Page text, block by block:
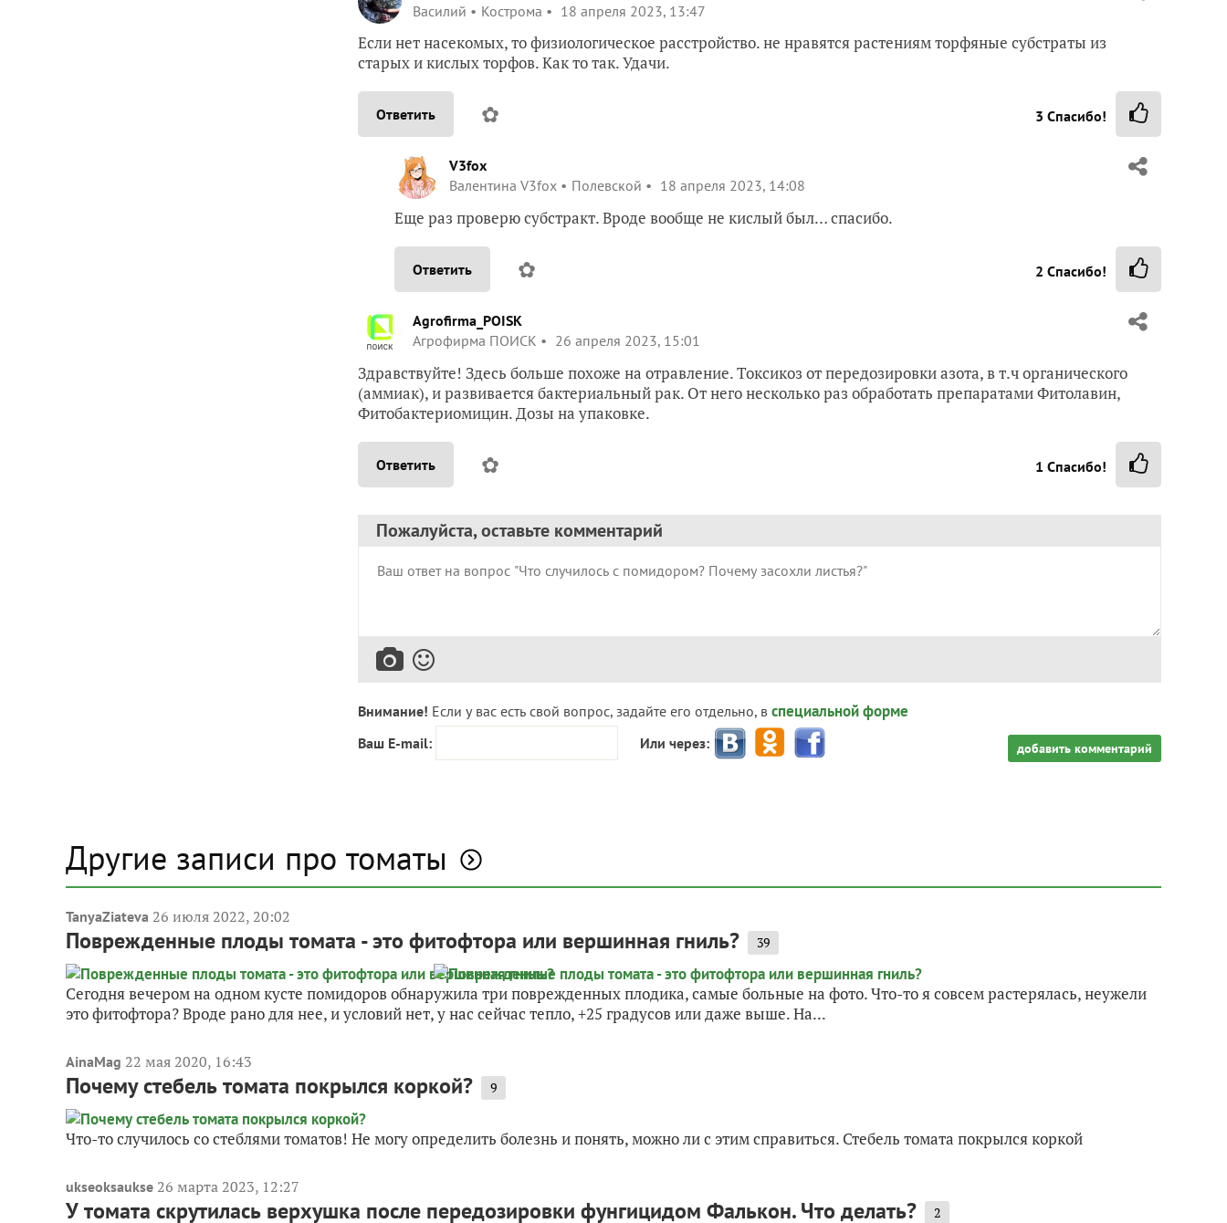
Василий Кострома 18 апреля 2023, 13:47
Если нет насекомых, то физиологическое расстройство. не нравятся растениям торфяные субстраты из
старых и кислых торфов. Как то так. Удачи.
Ответить ✿ 3 Спасибо!
V3fox
Валентина V3fox
Полевской 18 апреля 2023, 14:08
Еще раз проверю субстракт. Вроде вообще не кислый был… спасибо.
Ответить ✿ 2 Спасибо!
Agrofirma_POISK
Агрофирма ПОИСК
26 апреля 2023, 15:01
Здравствуйте! Здесь больше похоже на отравление. Токсикоз от передозировки азота, в т.ч органического
(аммиак), и развивается бактериальный рак. От него несколько раз обработать препаратами Фитолавин,
Фитобактериомицин. Дозы на упаковке.
Ответить ✿ 1 Спасибо!
Пожалуйста, оставьте комментарий
Внимание! Если у вас есть свой вопрос, задайте его отдельно, в специальной форме
Ваш E-mail: Или через: добавить комментарий
Другие записи про томаты
TanyaZiateva 26 июля 2022, 20:02
Поврежденные плоды томата - это фитофтора или вершинная гниль? 39
Сегодня вечером на одном кусте помидоров обнаружила три поврежденных плодика, самые больные на фото. Что-то я совсем растерялась, неужели
это фитофтора? Вроде рано для нее, и условий нет, у нас сейчас тепло, +25 градусов или даже выше. На...
AinaMag 22 мая 2020, 16:43
Почему стебель томата покрылся коркой? 9
Что-то случилось со стеблями томатов! Не могу определить болезнь и понять, можно ли с этим справиться. Стебель томата покрылся коркой
ukseoksaukse 26 марта 2023, 12:27
У томата скрутилась верхушка после передозировки фунгицидом Фалькон. Что делать? 2